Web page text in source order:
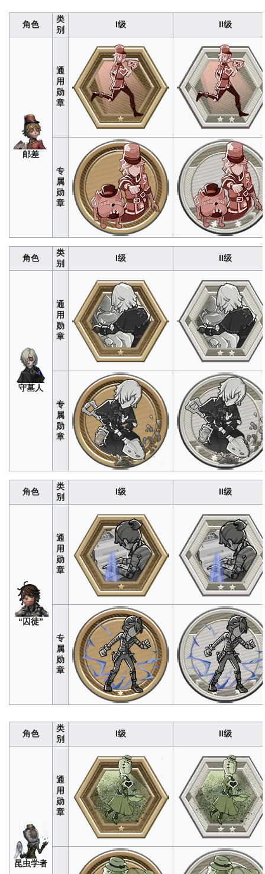
140042008400
3200 96001920032000
经WIKI
测试，
单局上
限为
300<br>
数据仅
供参
考，如
有错误
欢迎改
212106031806360
者
148044408880
飞
140042008400
角色
类
别
I级 II级
邮差
通
用
勋
章
专
属
勋
章
角色
类
别
I级 II级
守墓人
通
用
勋
章
专
属
勋
章
角色
类
别
I级 II级
“囚徒”
通
用
勋
章
专
属
勋
章
角色
类
别
I级 II级
昆虫学者
通
用
勋
章